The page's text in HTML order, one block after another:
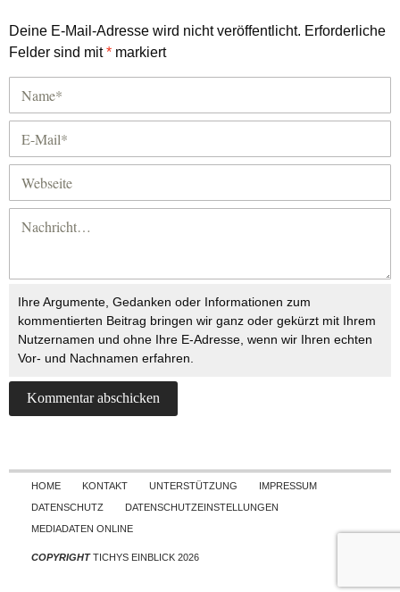
Deine E-Mail-Adresse wird nicht veröffentlicht. Erforderliche
Felder sind mit* markiert
Ihre Argumente, Gedanken oder Informationen zum
kommentierten Beitrag bringen wir ganz oder gekürzt mit Ihrem
Nutzernamen und ohne Ihre E-Adresse, wenn wir Ihren echten
Vor- und Nachnamen erfahren.
Skip to content
HOME KONTAKT UNTERSTÜTZUNG
IMPRESSUM
DATENSCHUTZ
DATENSCHUTZEINSTELLUNGEN
MEDIADATEN ONLINE
COPYRIGHTTICHYS EINBLICK 2026